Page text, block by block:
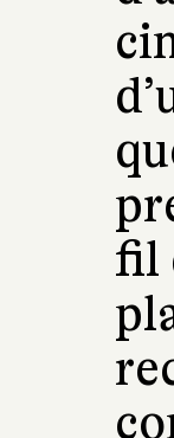
fil